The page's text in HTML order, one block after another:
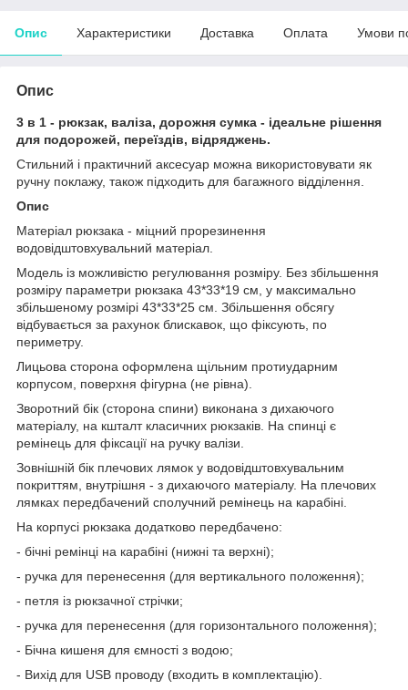
Опис Характеристики Доставка Оплата Умови
Опис
3 в 1 - рюкзак, валіза, дорожня сумка - ідеальне рішення
для подорожей, переїздів, відряджень.
Стильний і практичний аксесуар можна використовувати як
ручну поклажу, також підходить для багажного відділення.
Опис
Матеріал рюкзака - міцний прорезинення
водовідштовхувальний матеріал.
Модель із можливістю регулювання розміру. Без збільшення
розміру параметри рюкзака 43*33*19 см, у максимально
збільшеному розмірі 43*33*25 см. Збільшення обсягу
відбувається за рахунок блискавок, що фіксують, по
периметру.
Лицьова сторона оформлена щільним протиударним
корпусом, поверхня фігурна (не рівна).
Зворотний бік (сторона спини) виконана з дихаючого
матеріалу, на кшталт класичних рюкзаків. На спинці є
ремінець для фіксації на ручку валізи.
Зовнішній бік плечових лямок у водовідштовхувальним
покриттям, внутрішня - з дихаючого матеріалу. На плечових
лямках передбачений сполучний ремінець на карабіні.
На корпусі рюкзака додатково передбачено:
- бічні ремінці на карабіні (нижні та верхні);
- ручка для перенесення (для вертикального положення);
- петля із рюкзачної стрічки;
- ручка для перенесення (для горизонтального положення);
- Бічна кишеня для ємності з водою;
- Вихід для USB проводу (входить в комплектацію).